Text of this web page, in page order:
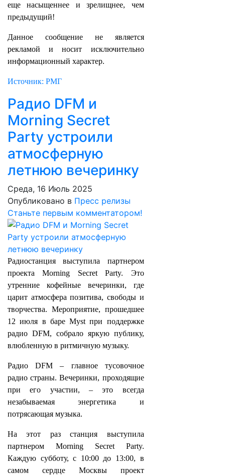
еще насыщеннее и зрелищнее, чем
предыдущий!
Данное сообщение не является
рекламой и носит исключительно
информационный характер.
Источник: РМГ
Радио DFM и
Morning Secret
Party устроили
атмосферную
летнюю вечеринку
Среда, 16 Июль 2025
Опубликовано в Пресс релизы
Станьте первым комментатором!
Радиостанция выступила партнером
проекта Morning Secret Party. Это
утренние кофейные вечеринки, где
царит атмосфера позитива, свободы и
творчества. Мероприятие, прошедшее
12 июля в баре Myst при поддержке
радио DFM, собрало яркую публику,
влюбленную в ритмичную музыку.
Радио DFM – главное тусовочное
радио страны. Вечеринки, проходящие
при его участии, – это всегда
незабываемая энергетика и
потрясающая музыка.
На этот раз станция выступила
партнером Morning Secret Party.
Каждую субботу, с 10:00 до 13:00, в
самом сердце Москвы проект